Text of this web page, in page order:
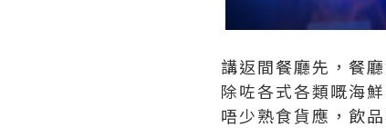
講返間餐廳先，餐
除咗各式各類嘅海
唔少熟食貨應，飲